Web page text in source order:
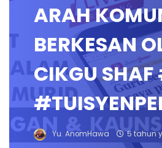
ARAH
BERKESAN
CIKGU
Yu. AnomHawa 5 tahun